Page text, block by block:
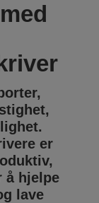
er
å hjelpe
lave